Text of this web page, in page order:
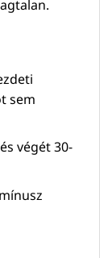
sem
végét 30-